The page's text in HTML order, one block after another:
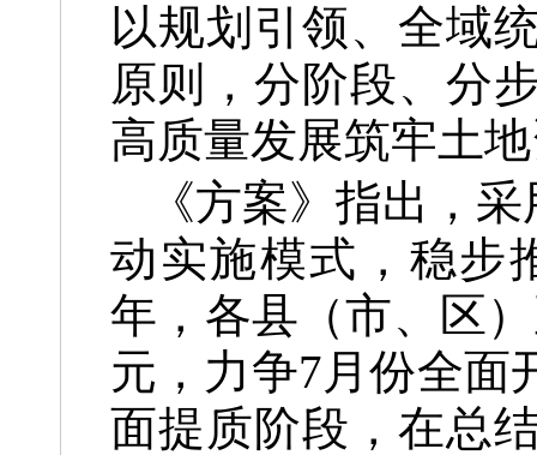
以规划引领、全域
原则，分阶段、分
高质量发展筑牢土
《方案》指出，
动实施模式，稳步
年，各县（市、区
元，力争7月份全面
面提质阶段，在总